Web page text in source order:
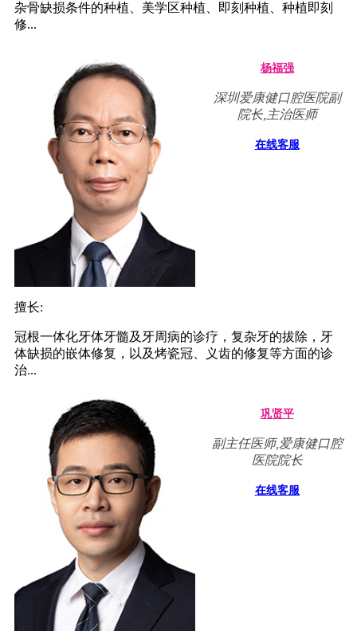
杂骨缺损条件的种植、美学区种植、即刻种植、种植即刻
修...
杨福强
深圳爱康健口腔医院副
院长,主治医师
在线客服
擅长:
冠根一体化牙体牙髓及牙周病的诊疗，复杂牙的拔除，牙
体缺损的嵌体修复，以及烤瓷冠、义齿的修复等方面的诊
治...
巩贤平
副主任医师,爱康健口腔
医院院长
在线客服